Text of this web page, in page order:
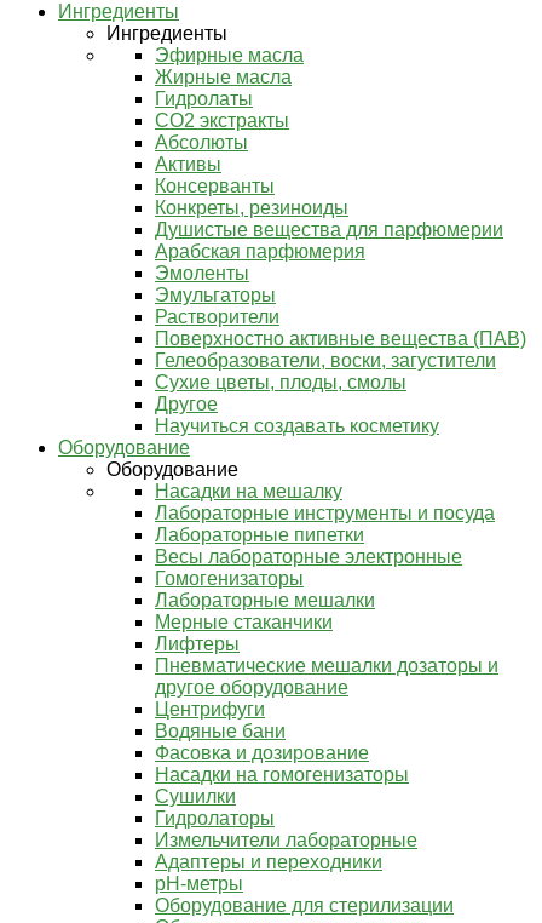
Ингредиенты
Ингредиенты
Эфирные масла
Жирные масла
Гидролаты
СО2 экстракты
Абсолюты
Активы
Консерванты
Конкреты, резиноиды
Душистые вещества для парфюмерии
Арабская парфюмерия
Эмоленты
Эмульгаторы
Растворители
Поверхностно активные вещества (ПАВ)
Гелеобразователи, воски, загустители
Сухие цветы, плоды, смолы
Другое
Научиться создавать косметику
Оборудование
Оборудование
Насадки на мешалку
Лабораторные инструменты и посуда
Лабораторные пипетки
Весы лабораторные электронные
Гомогенизаторы
Лабораторные мешалки
Мерные стаканчики
Лифтеры
Пневматические мешалки дозаторы и
другое оборудование
Центрифуги
Водяные бани
Фасовка и дозирование
Насадки на гомогенизаторы
Сушилки
Гидролаторы
Измельчители лабораторные
Адаптеры и переходники
pH-метры
Оборудование для стерилизации